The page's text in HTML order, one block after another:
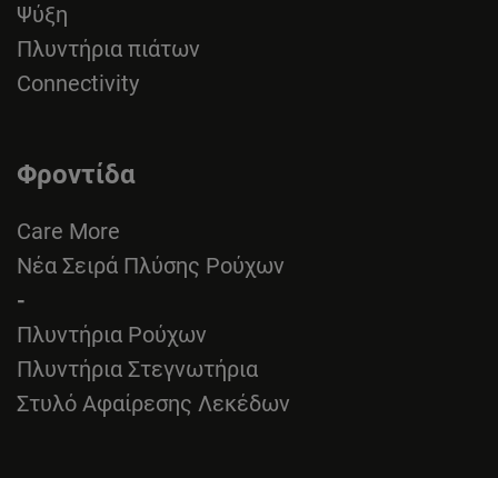
Ψύξη
Πλυντήρια πιάτων
Connectivity
Φροντίδα
Care More
Νέα Σειρά Πλύσης Ρούχων
-
Πλυντήρια Ρούχων
Πλυντήρια Στεγνωτήρια
Στυλό Αφαίρεσης Λεκέδων